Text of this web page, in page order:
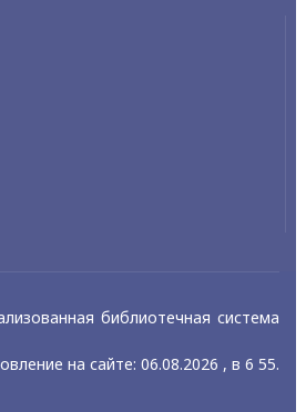
библиотечная система
на сайте: 06.08.2026 , в 6 55.